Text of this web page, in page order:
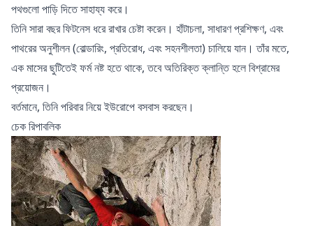
পথগুলো পাড়ি দিতে সাহায্য করে।
তিনি সারা বছর ফিটনেস ধরে রাখার চেষ্টা করেন। হাঁটাচলা, সাধারণ প্রশিক্ষণ, এবং
পাথরের অনুশীলন (বোল্ডারিং, প্রতিরোধ, এবং সহনশীলতা) চালিয়ে যান। তাঁর মতে,
এক মাসের ছুটিতেই ফর্ম নষ্ট হতে থাকে, তবে অতিরিক্ত ক্লান্তি হলে বিশ্রামের
প্রয়োজন।
বর্তমানে, তিনি পরিবার নিয়ে ইউরোপে বসবাস করছেন।
চেক রিপাবলিক